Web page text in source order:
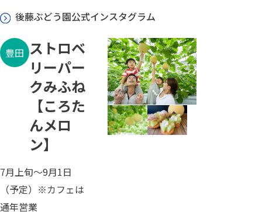
後藤ぶどう園公式インスタグラム
豊田 ストロベ
リーパー
クみふね
【ころた
んメロ
ン】
7月上旬～9月1日
（予定）※カフェは
通年営業